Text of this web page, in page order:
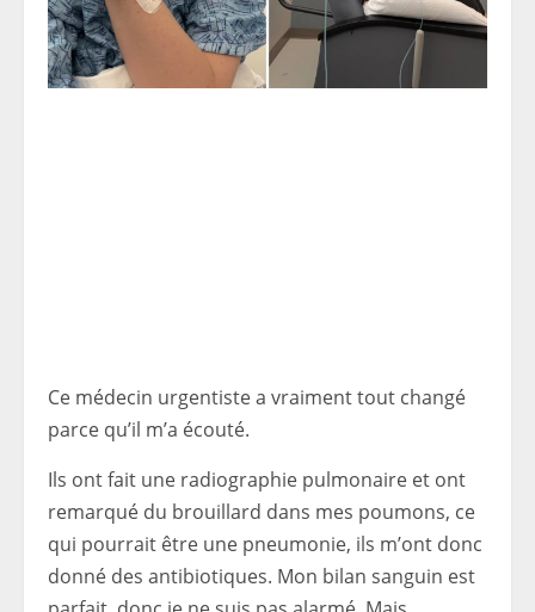
Ce médecin urgentiste a vraiment tout changé
parce qu’il m’a écouté.
Ils ont fait une radiographie pulmonaire et ont
remarqué du brouillard dans mes poumons, ce
qui pourrait être une pneumonie, ils m’ont donc
donné des antibiotiques. Mon bilan sanguin est